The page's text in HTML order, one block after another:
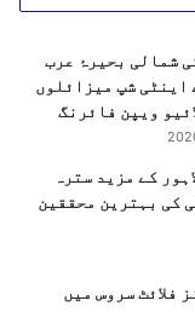
شمالی بحیرۂ عرب
اینٹی شپ میزائلوں
ویپن فائرنگ
کے مزید سترہ
کی بہترین محققین
فلائٹ سروس میں